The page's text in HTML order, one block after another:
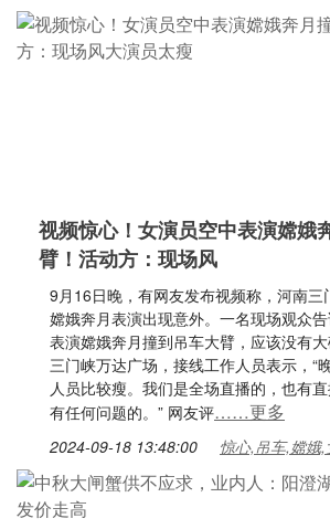
视频惊心！女演员空中表演嫦娥
臂！活动方：现场风
9月16日晚，有网友发布视频称，河南三
嫦娥奔月表演出现意外。一名现场观众
表演嫦娥奔月撞到吊车大臂，应该没有
三门峡万达广场，接线工作人员表示，“
人员比较瘦。我们是全场直播的，也有
有任何问题的。” 网友评……更多
2024-09-18 13:48:00 惊心,吊车,嫦娥